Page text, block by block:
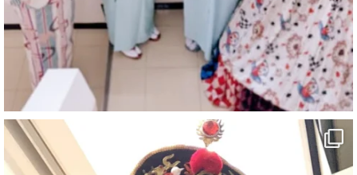
「マジシャン和歌山旅 白浜町・三段壁」
#企業公式がお疲れ様を言い合う
#旅行好きな人と繋がりたい
#一人旅
#女性マジシャン
#出張マジック
#マジシャン派遣
#イリュージョン